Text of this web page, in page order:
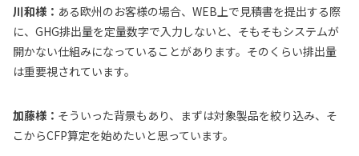
川和様： ある欧州のお客様の場合、WEB上で見積書を提出する際
に、GHG排出量を定量数字で入力しないと、そもそもシステムが
開かない仕組みになっていることがあります。そのくらい排出量
は重要視されています。
加藤様： そういった背景もあり、まずは対象製品を絞り込み、そ
こからCFP算定を始めたいと思っています。